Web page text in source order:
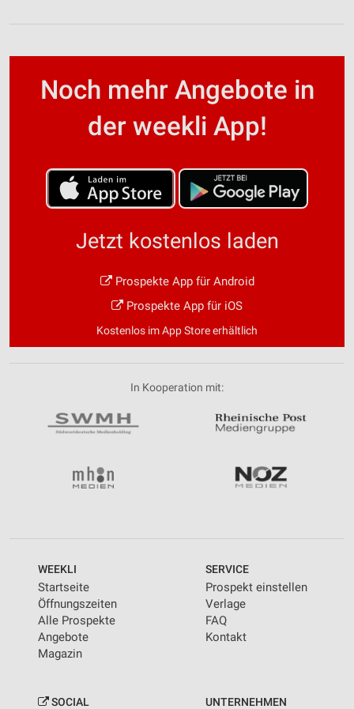
Noch mehr Angebote in
der weekli App!
Jetzt kostenlos laden
Prospekte App für Android
Prospekte App für iOS
Kostenlos im App Store erhältlich
In Kooperation mit:
WEEKLI
Startseite
Öffnungszeiten
Alle Prospekte
Angebote
Magazin
SERVICE
Prospekt einstellen
Verlage
FAQ
Kontakt
SOCIAL UNTERNEHMEN